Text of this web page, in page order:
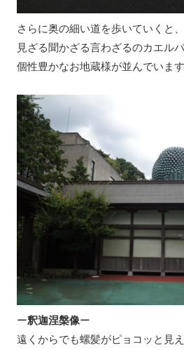
さらに奥の細い道を歩いていくと
見ざる聞かざる言わざるのカエル
個性豊かなお地蔵様が並んでいます
ー釈迦涅槃像ー
遠くからでも螺髪がピョコッと見